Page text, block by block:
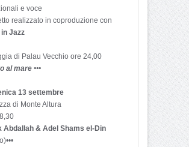
e voce
realizzato in coproduzione con
Jazz
di Palau Vecchio ore 24,00
al mare •••
13 settembre
di Monte Altura
Abdallah & Adel Shams el-Din